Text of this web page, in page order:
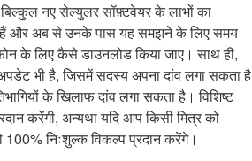
नए सेल्युलर सॉफ़्टवेयर के लाभों का
और अब से उनके पास यह समझने के लिए समय
के लिए कैसे डाउनलोड किया जाए। साथ ही,
भी है, जिसमें सदस्य अपना दांव लगा सकता है
के खिलाफ दांव लगा सकता है। विशिष्ट
करेंगी, अन्यथा यदि आप किसी मित्र को
निःशुल्क विकल्प प्रदान करेंगे।